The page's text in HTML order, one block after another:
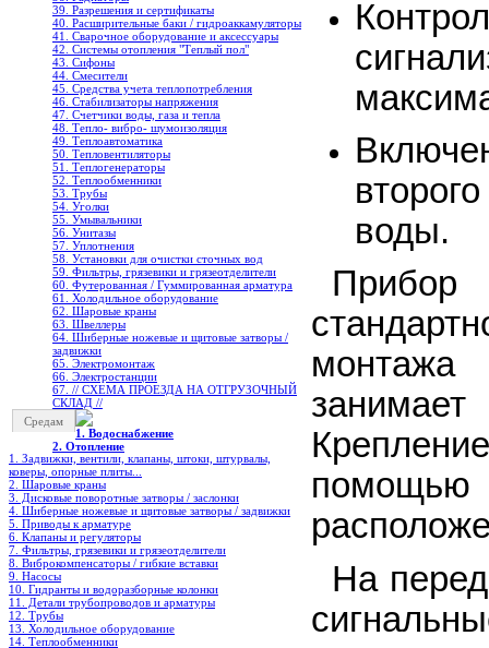
39. Разрешения и сертификаты
40. Расширительные баки / гидроаккамуляторы
41. Сварочное оборудование и аксессуары
42. Системы отопления "Теплый пол"
43. Сифоны
44. Смесители
45. Средства учета теплопотребления
46. Стабилизаторы напряжения
47. Счетчики воды, газа и тепла
48. Тепло- вибро- шумоизоляция
49. Теплоавтоматика
50. Тепловентиляторы
51. Теплогенераторы
52. Теплообменники
53. Трубы
54. Уголки
55. Умывальники
56. Унитазы
57. Уплотнения
58. Установки для очистки сточных вод
59. Фильтры, грязевики и грязеотделители
60. Футерованная / Гуммированная арматура
61. Холодильное oборудование
62. Шаровые краны
63. Швеллеры
64. Шиберные ножевые и щитовые затворы /
задвижки
65. Электромонтаж
66. Электростанции
67. // СХЕМА ПРОЕЗДА НА ОТГРУЗОЧНЫЙ
СКЛАД //
Средам
1. Водоснабжение
2. Отопление
1. Задвижки, вентили, клапаны, штоки, штурвалы,
коверы, опорные плиты...
2. Шаровые краны
3. Дисковые поворотные затворы / заслонки
4. Шиберные ножевые и щитовые затворы / задвижки
5. Приводы к арматуре
6. Клапаны и регуляторы
7. Фильтры, грязевики и грязеотделители
8. Виброкомпенсаторы / гибкие вставки
9. Насосы
10. Гидранты и водоразборные колонки
11. Детали трубопроводов и арматуры
12. Трубы
13. Холодильное oборудование
14. Теплообменники
воды.
На